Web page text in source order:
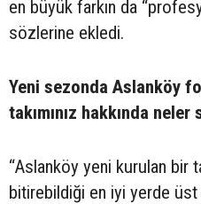
en büyük farkın da
sözlerine ekledi.
Yeni sezonda Aslanköy
takımınız hakkında
“Aslanköy yeni kurulan bir
bitirebildiği en iyi yerde üst